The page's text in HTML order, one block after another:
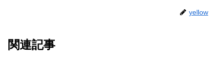
yellow
関連記事